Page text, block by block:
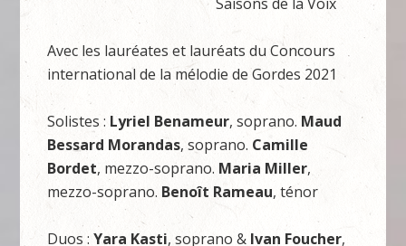
Avec les lauréates et lauréats du Concours
international de la mélodie de Gordes 2021
Solistes : Lyriel Benameur, soprano. Maud
Bessard Morandas, soprano. Camille
Bordet, mezzo-soprano. Maria Miller,
mezzo-soprano. Benoît Rameau, ténor
Duos :Yara Kasti, soprano & Ivan Foucher,